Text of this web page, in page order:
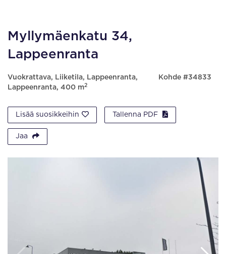
Myllymäenkatu 34,
Lappeenranta
Vuokrattava, Liiketila, Lappeenranta,
Lappeenranta, 400 m2
Kohde #34833
Lisää suosikkeihin Tallenna PDF
Jaa